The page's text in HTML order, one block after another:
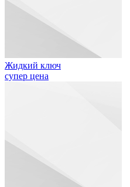
Жидкий ключ
супер цена